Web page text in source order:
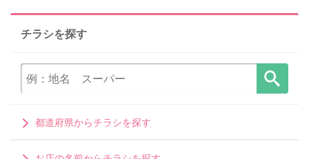
チラシを探す
都道府県からチラシを探す